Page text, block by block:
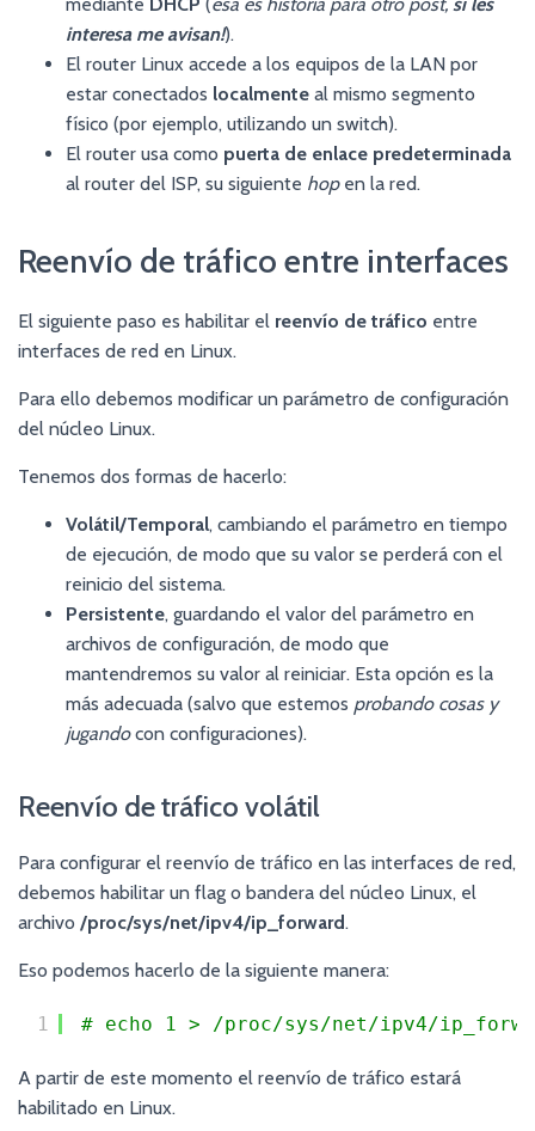
interesa me avisan!).
El router Linux accede a los equipos de la LAN por
estar conectados localmente al mismo segmento
físico (por ejemplo, utilizando un switch).
El router usa como puerta de enlace predeterminada
al router del ISP, su siguiente hopen la red.
Reenvío de tráfico entre interfaces
El siguiente paso es habilitar el reenvío de tráfico entre
interfaces de red en Linux.
Para ello debemos modificar un parámetro de configuración
del núcleo Linux.
Tenemos dos formas de hacerlo:
Volátil/Temporal, cambiando el parámetro en tiempo
de ejecución, de modo que su valor se perderá con el
reinicio del sistema.
Persistente, guardando el valor del parámetro en
archivos de configuración, de modo que
mantendremos su valor al reiniciar. Esta opción es la
más adecuada (salvo que estemos probando cosas y
jugandocon configuraciones).
Reenvío de tráfico volátil
Para configurar el reenvío de tráfico en las interfaces de red,
debemos habilitar un flag o bandera del núcleo Linux, el
archivo /proc/sys/net/ipv4/ip_forward.
Eso podemos hacerlo de la siguiente manera:
1 # echo 1 > /proc/sys/net/ipv4/
A partir de este momento el reenvío de tráfico estará
habilitado en Linux.